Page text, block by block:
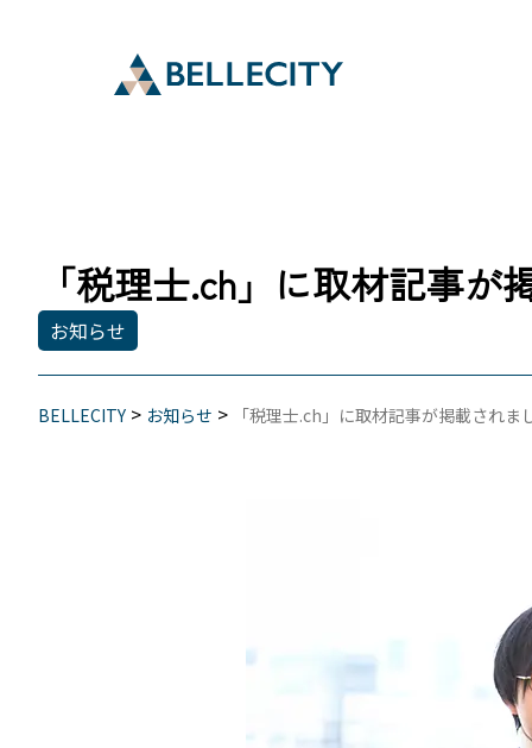
「税理士.ch」に取材記事が
お知らせ
BELLECITY > お知らせ > 「税理士.ch」に取材記事が掲載されま